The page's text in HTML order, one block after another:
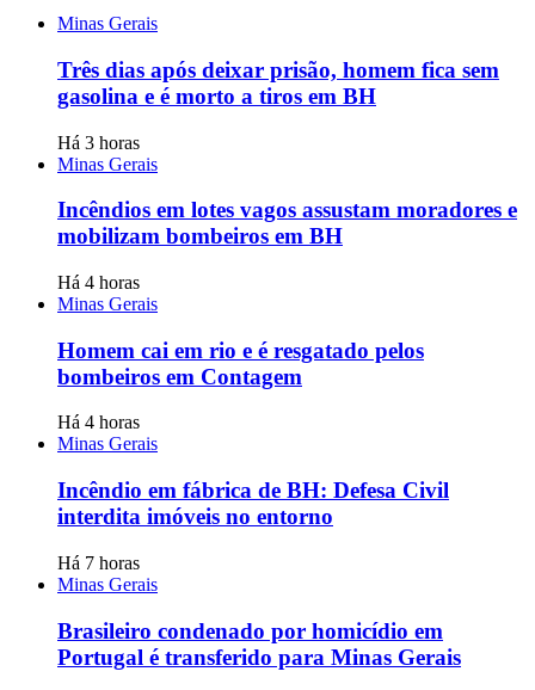
Minas Gerais
Três dias após deixar prisão, homem fica sem
gasolina e é morto a tiros em BH
Há 3 horas
Minas Gerais
Incêndios em lotes vagos assustam moradores e
mobilizam bombeiros em BH
Há 4 horas
Minas Gerais
Homem cai em rio e é resgatado pelos
bombeiros em Contagem
Há 4 horas
Minas Gerais
Incêndio em fábrica de BH: Defesa Civil
interdita imóveis no entorno
Há 7 horas
Minas Gerais
Brasileiro condenado por homicídio em
Portugal é transferido para Minas Gerais